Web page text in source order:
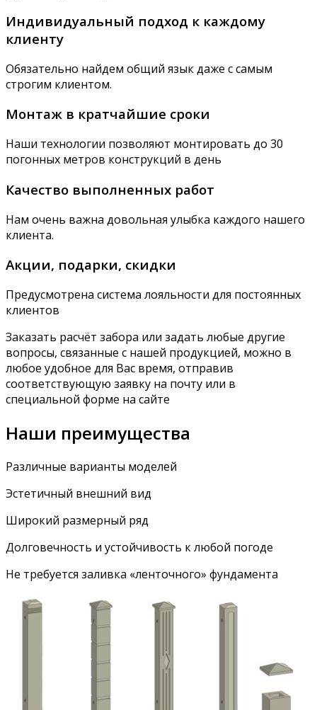
Индивидуальный подход к каждому
клиенту
Обязательно найдем общий язык даже с самым
строгим клиентом.
Монтаж в кратчайшие сроки
Наши технологии позволяют монтировать до 30
погонных метров конструкций в день
Качество выполненных работ
Нам очень важна довольная улыбка каждого нашего
клиента.
Акции, подарки, скидки
Предусмотрена система лояльности для постоянных
клиентов
Заказать расчёт забора или задать любые другие
вопросы, связанные с нашей продукцией, можно в
любое удобное для Вас время, отправив
соответствующую заявку на почту или в
специальной форме на сайте
Наши преимущества
Различные варианты моделей
Эстетичный внешний вид
Широкий размерный ряд
Долговечность и устойчивость к любой погоде
Не требуется заливка «ленточного» фундамента